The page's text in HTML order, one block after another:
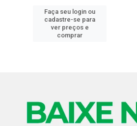
Faça seu login ou
cadastre-se para
ver preços e
comprar